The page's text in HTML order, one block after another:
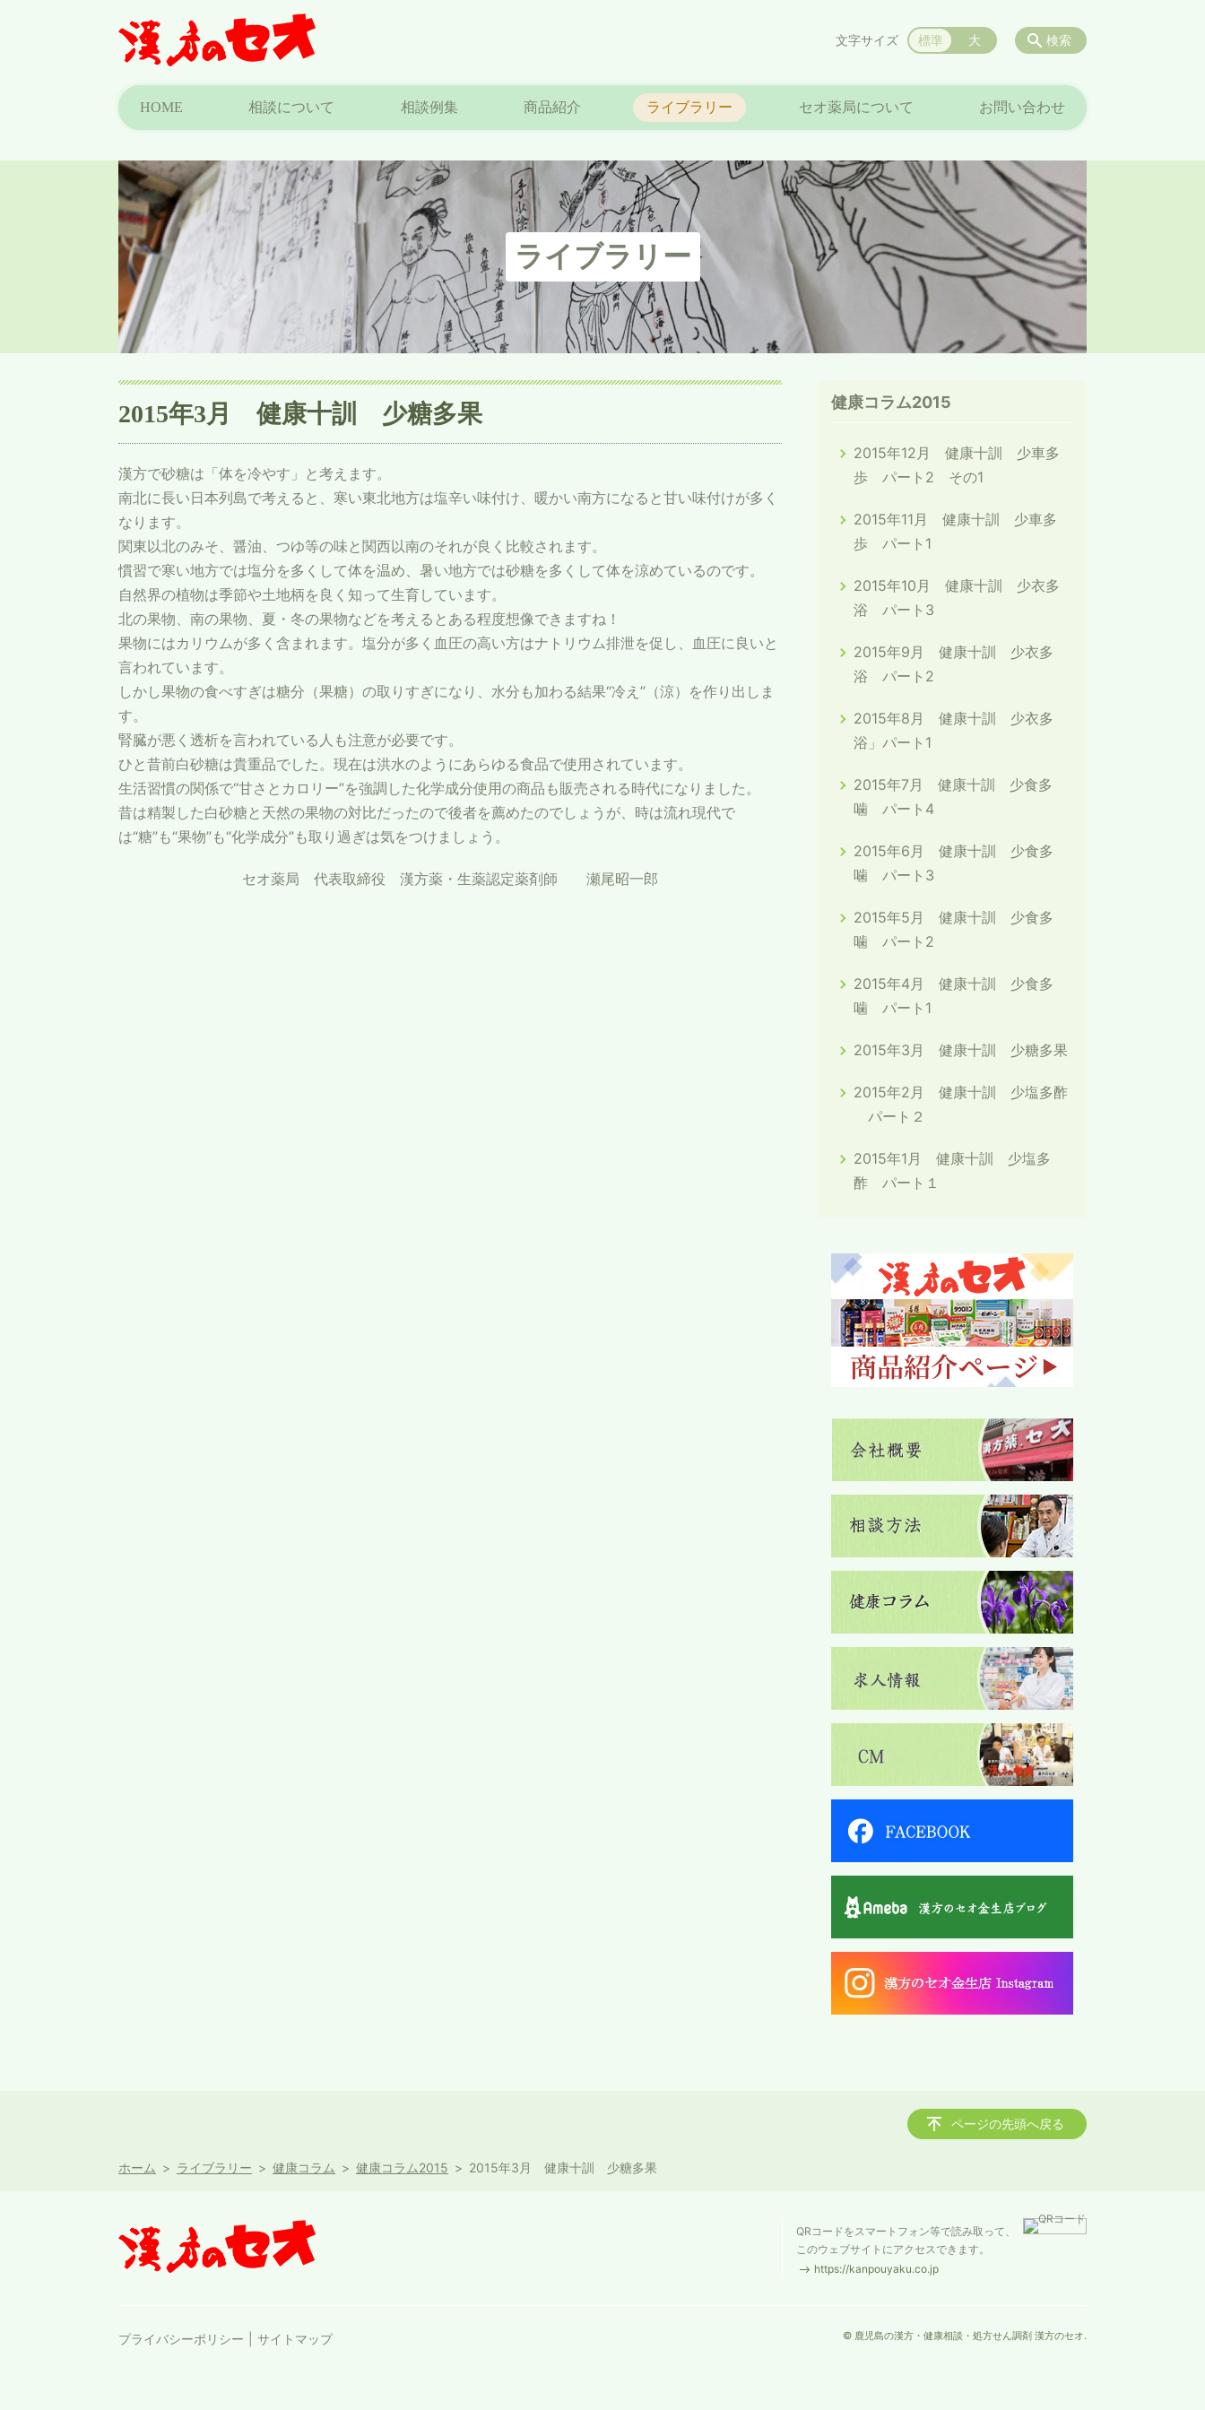
HOME 相談について 相談例集 商品紹介 ライブラリー セオ薬局について お問い合わせ
検索
文字サイズ 標準 大
ライブラリー
2015年3月 健康十訓 少糖多果
漢方で砂糖は「体を冷やす」と考えます。
南北に長い日本列島で考えると、寒い東北地方は塩辛い味付け、暖かい南方になると甘い味付けが多く
なります。
関東以北のみそ、醤油、つゆ等の味と関西以南のそれが良く比較されます。
慣習で寒い地方では塩分を多くして体を温め、暑い地方では砂糖を多くして体を涼めているのです。
自然界の植物は季節や土地柄を良く知って生育しています。
北の果物、南の果物、夏・冬の果物などを考えるとある程度想像できますね！
果物にはカリウムが多く含まれます。塩分が多く血圧の高い方はナトリウム排泄を促し、血圧に良いと
言われています。
しかし果物の食べすぎは糖分（果糖）の取りすぎになり、水分も加わる結果“冷え”（涼）を作り出しま
す。
腎臓が悪く透析を言われている人も注意が必要です。
ひと昔前白砂糖は貴重品でした。現在は洪水のようにあらゆる食品で使用されています。
生活習慣の関係で“甘さとカロリー”を強調した化学成分使用の商品も販売される時代になりました。
昔は精製した白砂糖と天然の果物の対比だったので後者を薦めたのでしょうが、時は流れ現代で
は“糖”も“果物”も“化学成分”も取り過ぎは気をつけましょう。
セオ薬局 代表取締役 漢方薬・生薬認定薬剤師 瀬尾昭一郎
健康コラム2015
2015年12月 健康十訓 少車多
歩 パート2 その1
2015年11月 健康十訓 少車多
歩 パート1
2015年10月 健康十訓 少衣多
浴 パート3
2015年9月 健康十訓 少衣多
浴 パート2
2015年8月 健康十訓 少衣多
浴」パート1
2015年7月 健康十訓 少食多
噛 パート4
2015年6月 健康十訓 少食多
噛 パート3
2015年5月 健康十訓 少食多
噛 パート2
2015年4月 健康十訓 少食多
噛 パート1
2015年3月 健康十訓 少糖多果
2015年2月 健康十訓 少塩多酢
パート２
2015年1月 健康十訓 少塩多
酢 パート１
ページの先頭へ戻る
ホーム ライブラリー 健康コラム 健康コラム2015 2015年3月 健康十訓 少糖多果
QRコードをスマートフォン等で読み取って、
このウェブサイトにアクセスできます。
https://kanpouyaku.co.jp
プライバシーポリシー サイトマップ © 鹿児島の漢方・健康相談・処方せん調剤 漢方のセオ.